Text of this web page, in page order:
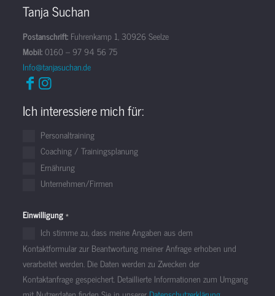
Tanja Suchan
Postanschrift: Fuhrenkamp 1, 30926 Seelze
Mobil:0160 – 97 94 56 75
Info@tanjasuchan.de
Ich interessiere mich für:
Personaltraining
Coaching / Trainingsplanung
Ernährung
Unternehmen/Firmen
Einwilligung*
Ich stimme zu, dass meine Angaben aus dem
Kontaktformular zur Beantwortung meiner Anfrage erhoben und
verarbeitet werden. Die Daten werden zu Zwecken der
Kontaktanfrage gespeichert. Detaillierte Informationen zum Umgang